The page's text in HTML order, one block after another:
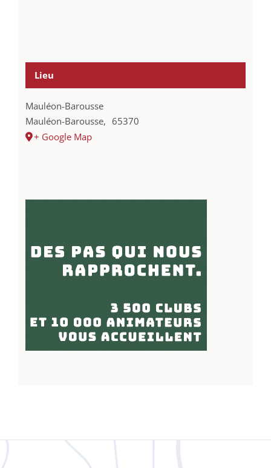
Lieu
Mauléon-Barousse
Mauléon-Barousse, 65370
+ Google Map